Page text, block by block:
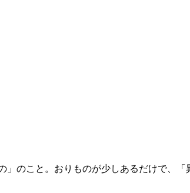
のこと。おりものが少しあるだけで、